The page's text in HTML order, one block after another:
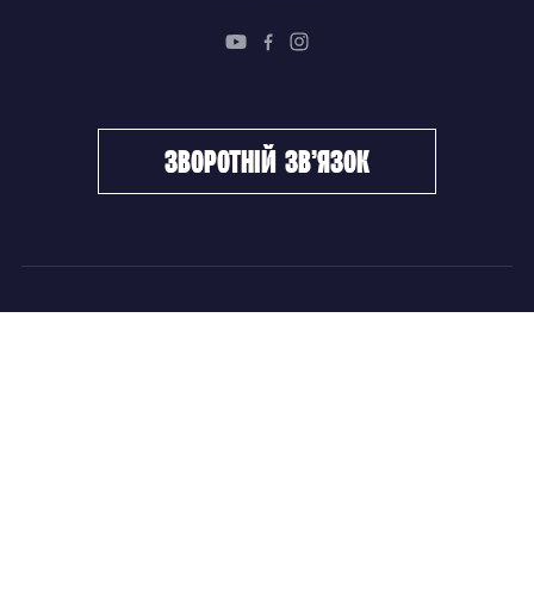
зворотній зв’язок